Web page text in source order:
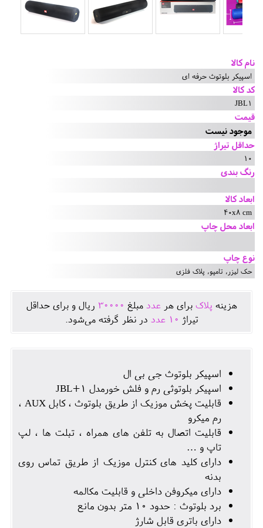
نام کالا
اسپیکر بلوتوث حرفه ای
کد کالا
JBL1
قیمت
موجود نیست
حداقل تیراژ
10
رنگ بندی
ابعاد کالا
40x8 cm
ابعاد محل چاپ
نوع چاپ
حک لیزر, تامپو, پلاک فلزی
هزينه پلاک برای هرعدد مبلغ 30000 ريال و برای حداقل
تيراژ 10 عدد در نظر گرفته می‌شود.
اسپیکر بلوتوث جی بی ال
اسپیکر بلوتوثی رم و فلش خورمدل JBL+1
قابلیت پخش موزیک از طریق بلوتوث ، کابل AUX ،
رم میکرو
قابلیت اتصال به تلفن های همراه ، تبلت ها ، لپ
تاپ و …
دارای کلید های کنترل موزیک از طریق تماس روی
بدنه
دارای میکروفن داخلی و قابلیت مکالمه
برد بلوتوث : حدود 10 متر بدون مانع
دارای باتری قابل شارژ